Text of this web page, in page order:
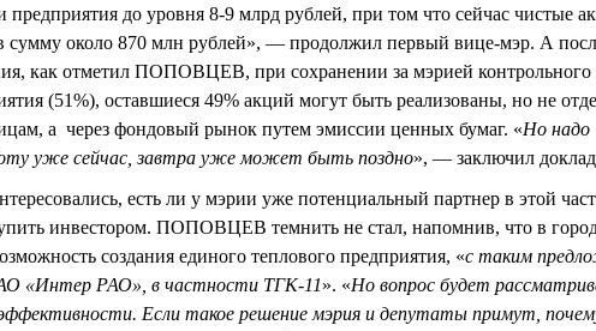
предприятия до уровня 8-9 млрд рублей, при том что сейчас чистые
сумму около 870 млн рублей», — продолжил первый вице-мэр. А
как отметил ПОПОВЦЕВ, при сохранении за мэрией контрольного
(51%), оставшиеся 49% акций могут быть реализованы, но не
а через фондовый рынок путем эмиссии ценных бумаг. «Но надо
уже сейчас, завтра уже может быть поздно», — заключил
есть ли у мэрии уже потенциальный партнер в этой
инвестором. ПОПОВЦЕВ темнить не стал, напомнив, что в
создания единого теплового предприятия, «с таким
«Интер РАО», в частности ТГК-11». «Но вопрос будет
Если такое решение мэрия и депутаты примут,